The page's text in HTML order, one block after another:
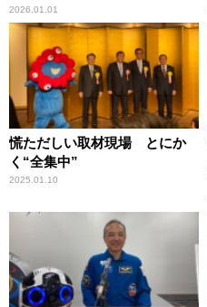
2026.01.01
慌ただしい取材現場 とにか
く“全集中”
2025.01.10